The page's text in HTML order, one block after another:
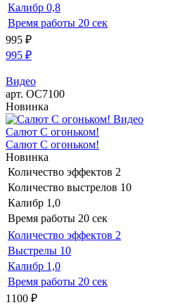
Калибр 0,8
Время работы 20 сек
995 ₽
995 ₽
Видео
арт. ОС7100
Новинка
Видео
Салют С огоньком!
Салют С огоньком!
Новинка
Количество эффектов 2
Количество выстрелов 10
Калибр 1,0
Время работы 20 сек
Количество эффектов 2
Выстрелы 10
Калибр 1,0
Время работы 20 сек
1100 ₽